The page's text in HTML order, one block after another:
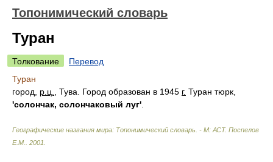
Топонимический словарь
Туран
Толкование
Перевод
Туран
город, р.ц. , Тува. Город образован в 1945 г. Туран тюрк,
'солончак, солончаковый луг'
Географические названия мира: Топонимический словарь. - М: АСТ. Поспелов
Е.М.
2001